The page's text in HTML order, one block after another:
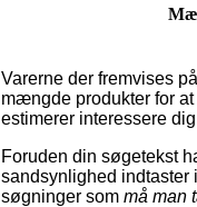
Varerne der fremvises
mængde produkter for
estimerer interessere
Foruden din søgetekst
sandsynlighed
søgninger som må man